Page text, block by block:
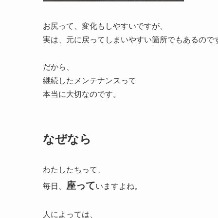
お尻って、変化もしやすいですが、
実は、元に戻ってしまいやすい箇所でもあるので
だから、
継続したメンテナンスって
本当に大切なのです。
なぜなら
わたしたちって、
毎日、
座っていますよね。
人によっては、